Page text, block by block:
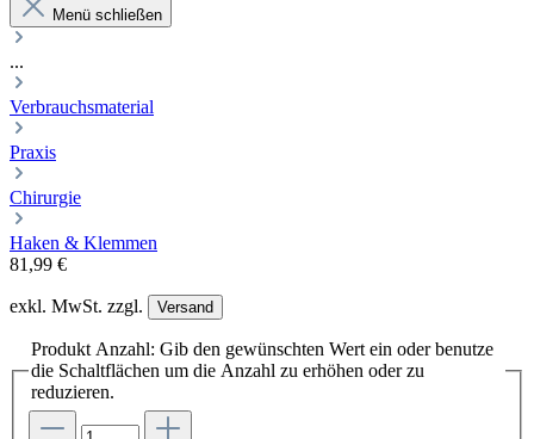
Menü schließen
...
Verbrauchsmaterial
Praxis
Chirurgie
Haken & Klemmen
81,99 €
exkl. MwSt. zzgl. Versand
Produkt Anzahl: Gib den gewünschten Wert ein oder benutze
die Schaltflächen um die Anzahl zu erhöhen oder zu
reduzieren.